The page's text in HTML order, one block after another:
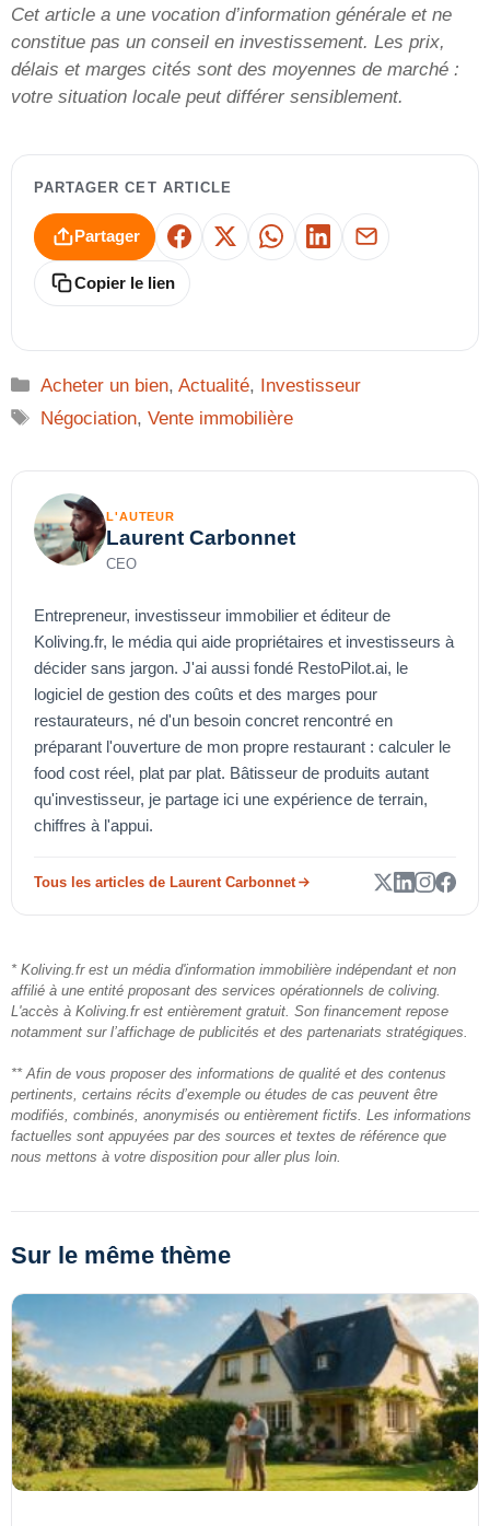
Cet article a une vocation d’information générale et ne
constitue pas un conseil en investissement. Les prix,
délais et marges cités sont des moyennes de marché :
votre situation locale peut différer sensiblement.
PARTAGER CET ARTICLE
Partager Facebook
X WhatsAppLinkedInE-mail
Copier le lien
Catégories
Acheter un bien,Actualité,
Investisseur
Étiquettes
Négociation,Vente immobilière
L'AUTEUR
Laurent Carbonnet
CEO
Entrepreneur, investisseur immobilier et éditeur de
Koliving.fr, le média qui aide propriétaires et investisseurs à
décider sans jargon. J'ai aussi fondé RestoPilot.ai, le
logiciel de gestion des coûts et des marges pour
restaurateurs, né d'un besoin concret rencontré en
préparant l'ouverture de mon propre restaurant : calculer le
food cost réel, plat par plat. Bâtisseur de produits autant
qu'investisseur, je partage ici une expérience de terrain,
chiffres à l'appui.
Tous les articles de Laurent Carbonnet
* Koliving.fr est un média d'information immobilière indépendant et non
affilié à une entité proposant des services opérationnels de coliving.
L'accès à Koliving.fr est entièrement gratuit. Son financement repose
notamment sur l’affichage de publicités et des partenariats stratégiques.
** Afin de vous proposer des informations de qualité et des contenus
pertinents, certains récits d’exemple ou études de cas peuvent être
modifiés, combinés, anonymisés ou entièrement fictifs. Les informations
factuelles sont appuyées par des sources et textes de référence que
nous mettons à votre disposition pour aller plus loin.
Sur le même thème